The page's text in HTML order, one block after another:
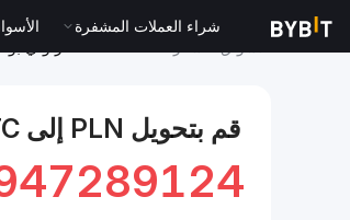
شراء العملات المشفرة
قم بتحويل PLN إلى BTC